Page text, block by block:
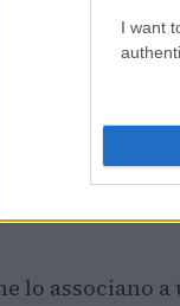
I want
lo associano